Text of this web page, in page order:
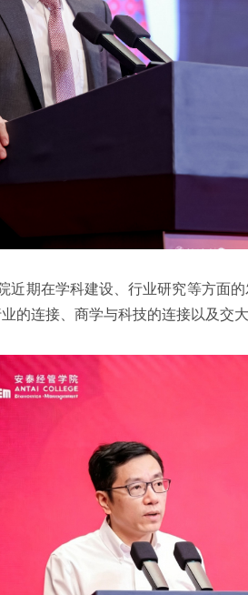
近期在学科建设、行业研究等方面
的连接、商学与科技的连接以及交